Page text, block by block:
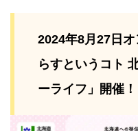
2024年8月27日
らすというコト
ーライフ」開催！